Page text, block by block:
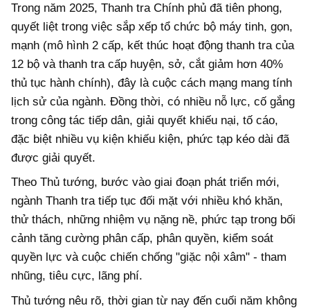
Trong năm 2025, Thanh tra Chính phủ đã tiên phong,
quyết liệt trong việc sắp xếp tổ chức bộ máy tinh, gọn,
mạnh (mô hình 2 cấp, kết thúc hoạt động thanh tra của
12 bộ và thanh tra cấp huyện, sở, cắt giảm hơn 40%
thủ tục hành chính), đây là cuộc cách mạng mang tính
lịch sử của ngành. Đồng thời, có nhiều nỗ lực, cố gắng
trong công tác tiếp dân, giải quyết khiếu nại, tố cáo,
đặc biệt nhiều vụ kiện khiếu kiện, phức tạp kéo dài đã
được giải quyết.
Theo Thủ tướng, bước vào giai đoạn phát triển mới,
ngành Thanh tra tiếp tục đối mặt với nhiều khó khăn,
thử thách, những nhiệm vụ nặng nề, phức tạp trong bối
cảnh tăng cường phân cấp, phân quyền, kiểm soát
quyền lực và cuộc chiến chống "giặc nội xâm" - tham
nhũng, tiêu cực, lãng phí.
Thủ tướng nêu rõ, thời gian từ nay đến cuối năm không